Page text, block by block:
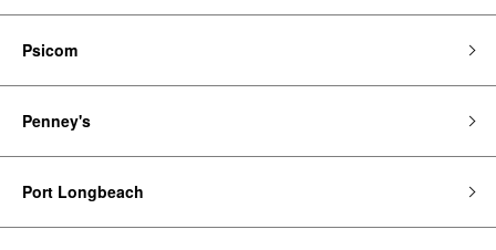
Psicom
Penney's
Port Longbeach